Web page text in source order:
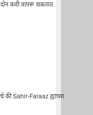
कवी वापरू शकतात.
की Sahir-Faraaz ह्यांच्या